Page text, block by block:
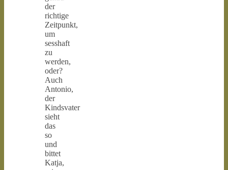
der
richtige
Zeitpunkt,
um
sesshaft
zu
werden,
oder?
Auch
Antonio,
der
Kindsvater
sieht
das
so
und
bittet
Katja,